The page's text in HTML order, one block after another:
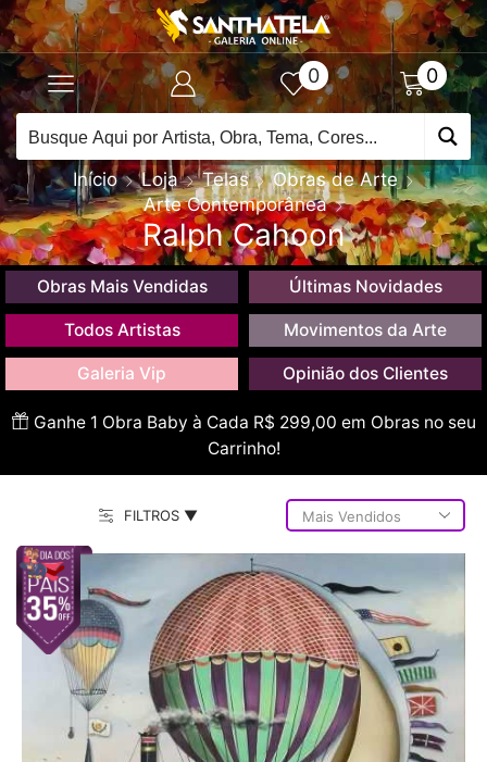
0 0
Início Loja Telas
Obras de Arte
Arte Contemporânea
Ralph Cahoon
Obras Mais Vendidas Últimas Novidades
Todos Artistas Movimentos da Arte
Galeria Vip Opinião dos Clientes
Ganhe 1 Obra Baby à Cada R$ 299,00 em Obras no seu
Carrinho!
FILTROS ▼